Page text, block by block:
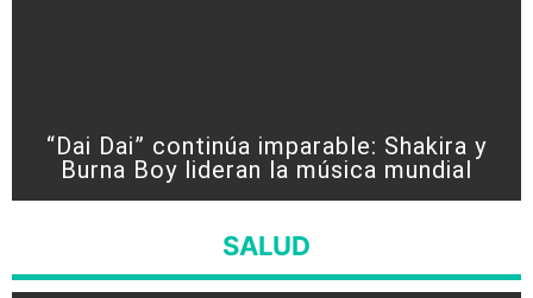
“Dai Dai” continúa imparable: Shakira y
Burna Boy lideran la música mundial
SALUD